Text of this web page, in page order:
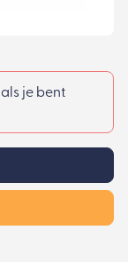
je bent